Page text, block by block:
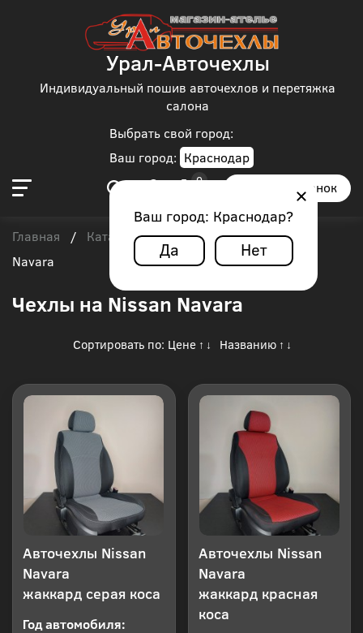
Выбрать свой город:
Ваш город: Краснодар
Ваш город: Краснодар?
Да Нет
Урал-Авточехлы
Индивидуальный пошив авточехлов и перетяжка
салона
Заказать звонок
Главная / Каталог чехлов / Nissan / Nissan
Navara
Чехлы на Nissan Navara
Сортировать по: Цене ↑ ↓ Названию ↑ ↓
Авточехлы Nissan
Navara
жаккард серая коса
Год автомобиля:
Авточехлы Nissan
Navara
жаккард красная
коса